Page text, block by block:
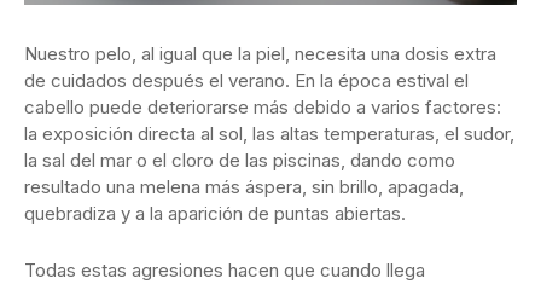
Nuestro pelo, al igual que la piel, necesita una dosis extra
de cuidados después el verano. En la época estival el
cabello puede deteriorarse más debido a varios factores:
la exposición directa al sol, las altas temperaturas, el sudor,
la sal del mar o el cloro de las piscinas, dando como
resultado una melena más áspera, sin brillo, apagada,
quebradiza y a la aparición de puntas abiertas.
Todas estas agresiones hacen que cuando llega